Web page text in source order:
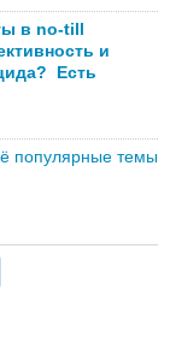
в no-till
и
Есть
популярные темы